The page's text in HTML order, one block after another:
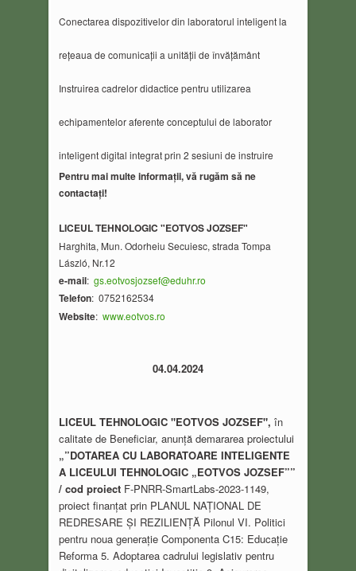
Conectarea dispozitivelor din laboratorul inteligent la
rețeaua de comunicații a unității de învățământ
Instruirea cadrelor didactice pentru utilizarea
echipamentelor aferente conceptului de laborator
inteligent digital integrat prin 2 sesiuni de instruire
Pentru mai multe informații, vărugăm săne
contactați!
LICEUL TEHNOLOGIC "EOTVOS JOZSEF"
Harghita, Mun. Odorheiu Secuiesc, strada Tompa
László, Nr.12
e-mail: gs.eotvosjozsef@eduhr.ro
Telefon: 0752162534
Website: www.eotvos.ro
04.04.2024
LICEUL TEHNOLOGIC "EOTVOS JOZSEF", în
calitate de Beneficiar, anunță demararea proiectului
„”DOTAREA CU LABORATOARE INTELIGENTE
A LICEULUI TEHNOLOGIC „EOTVOS JOZSEF””
/ cod proiect F-PNRR-SmartLabs-2023-1149,
proiect finanțat prin PLANUL NAȚIONAL DE
REDRESARE ȘI REZILIENȚĂ Pilonul VI. Politici
pentru noua generație Componenta C15: Educație
Reforma 5. Adoptarea cadrului legislativ pentru